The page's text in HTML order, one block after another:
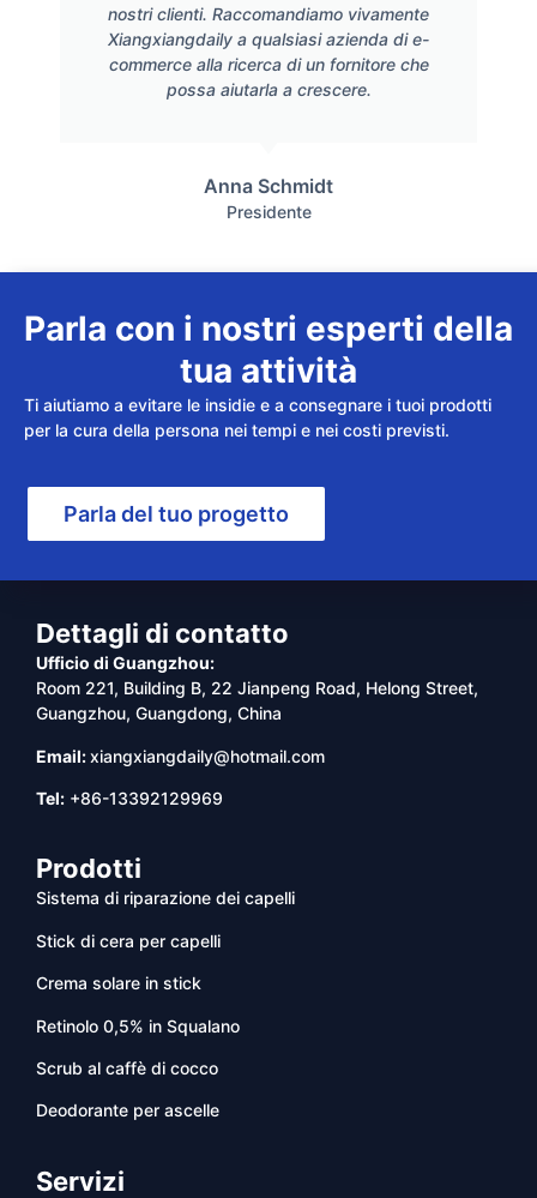
nostri clienti. Raccomandiamo vivamente
Xiangxiangdaily a qualsiasi azienda di e-
commerce alla ricerca di un fornitore che
possa aiutarla a crescere.
Anna Schmidt
Presidente
Parla con i nostri esperti della
tua attività
Ti aiutiamo a evitare le insidie e a consegnare i tuoi prodotti
per la cura della persona nei tempi e nei costi previsti.
Parla del tuo progetto
Dettagli di contatto
Ufficio di Guangzhou:
Room 221, Building B, 22 Jianpeng Road, Helong Street,
Guangzhou, Guangdong, China
Email:xiangxiangdaily@hotmail.com
Tel: +86-13392129969
Prodotti
Sistema di riparazione dei capelli
Stick di cera per capelli
Crema solare in stick
Retinolo 0,5% in Squalano
Scrub al caffè di cocco
Deodorante per ascelle
Servizi